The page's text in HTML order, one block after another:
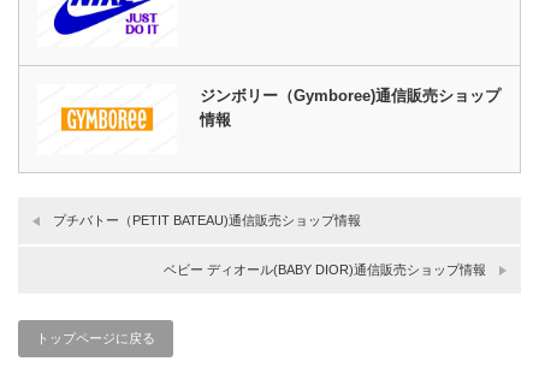
ジンボリー（Gymboree)通信販売ショップ
情報
プチバトー（PETIT BATEAU)通信販売ショップ情報
ベビー ディオール(BABY DIOR)通信販売ショップ情報
トップページに戻る